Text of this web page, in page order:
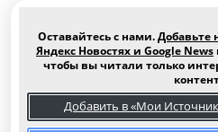
Оставайтесь с нами.Добавьте
Яндекс Новостях и Google News
чтобы вы читали только
Добавить в «Мои